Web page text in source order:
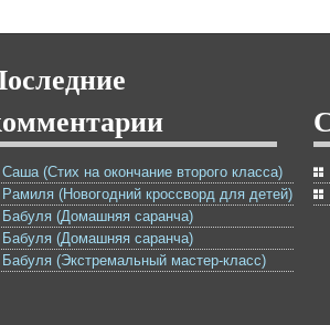
Саша (Стих на окончание второго класса)
Рамиля (Новогодний кроссворд для детей)
Бабуля (Домашняя саранча)
Бабуля (Домашняя саранча)
Бабуля (Экстремальный мастер-класс)